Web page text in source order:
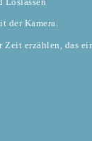
der Kamera.
Zeit erzählen, das